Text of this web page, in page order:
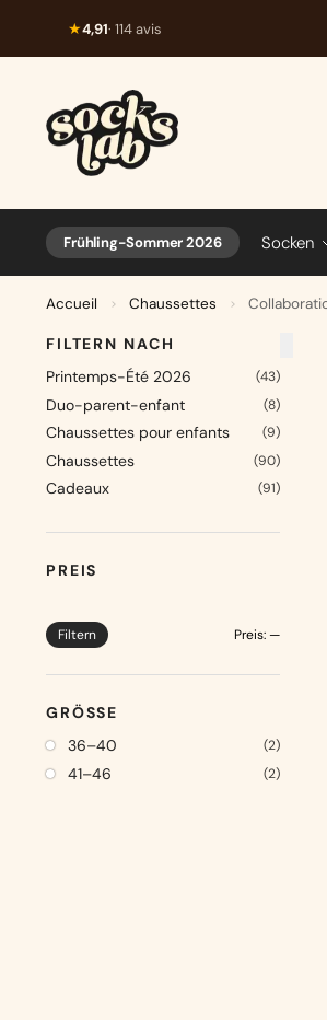
★4,91· 114 avis
Frühling-Sommer 2026 Socken
Accueil > Chaussettes >
FILTERN NACH
Printemps-Été 2026
(43)
Duo-parent-enfant (8)
Chaussettes pour enfants (9)
Chaussettes (90)
Cadeaux (91)
PREIS
Filtern Preis:—
GRÖSSE
36–40
(2)
41–46 (2)